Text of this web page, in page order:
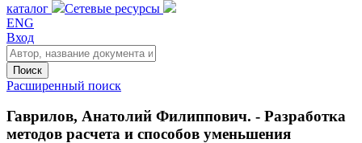
каталог
Сетевые ресурсы
ENG
Вход
Поиск
Расширенный поиск
Гаврилов, Анатолий Филиппович. - Разработка
методов расчета и способов уменьшения